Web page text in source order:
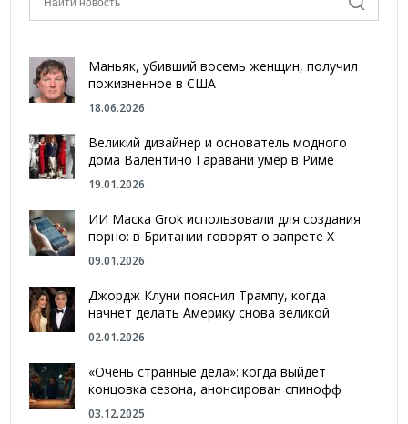
Маньяк, убивший восемь женщин, получил
пожизненное в США
18.06.2026
Великий дизайнер и основатель модного
дома Валентино Гаравани умер в Риме
19.01.2026
ИИ Маска Grok использовали для создания
порно: в Британии говорят о запрете Х
09.01.2026
Джордж Клуни пояснил Трампу, когда
начнет делать Америку снова великой
02.01.2026
«Очень странные дела»: когда выйдет
концовка сезона, анонсирован спинофф
03.12.2025